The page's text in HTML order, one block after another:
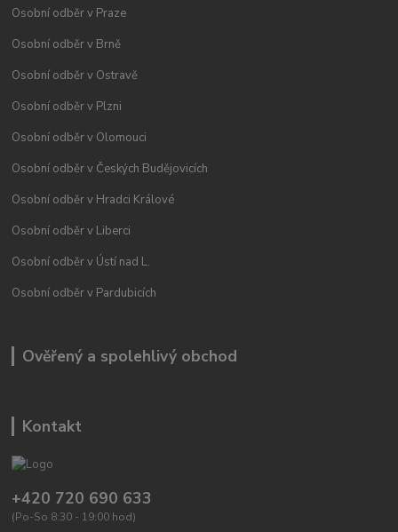
Osobní odběr v Praze
Osobní odběr v Brně
Osobní odběr v Ostravě
Osobní odběr v Plzni
Osobní odběr v Olomouci
Osobní odběr v Českých Budějovicích
Osobní odběr v Hradci Králové
Osobní odběr v Liberci
Osobní odběr v Ústí nad L.
Osobní odběr v Pardubicích
Ověřený a spolehlivý obchod
Kontakt
+420 720 690 633
(Po-So 8:30 - 19:00 hod)